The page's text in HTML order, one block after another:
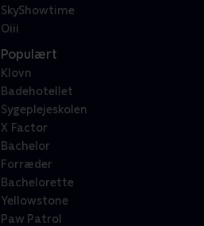
SkyShowtime
Oiii
Populært
Klovn
Badehotellet
Sygeplejeskolen
X Factor
Bachelor
Forræder
Bachelorette
Yellowstone
Paw Patrol